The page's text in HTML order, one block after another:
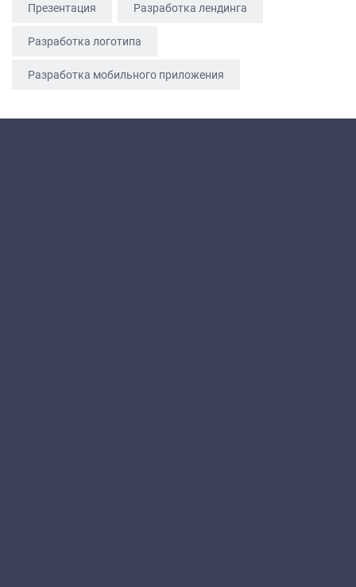
Презентация Разработка лендинга
Разработка логотипа
Разработка мобильного приложения